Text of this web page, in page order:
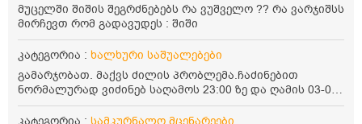
გავაჩეროთ 10-15 წუთი, მივიღოთო ჭამიდან 1-2 საათში.
მიზანი: ანტიოქსიდანტური და ანთების საწინააღმდეგო
თვისება. სწორია ეს ინფორმაცია? უკუჩვენება რა აქვს
და ბრონქულ ასთმას თუ შველის ორეგანოს ჩაი?
მუცელში შიშის შეგრძნებებს რა ვუშველო ?? რა ვარჯიშსს
მირჩევთ რომ გადავუდეს : შიში
კატეგორია : ხალხური საშუალებები
გამარჯობათ. მაქვს ძილის პრობლემა.ჩაძინებით
ნორმალურად ვიძინებ საღამოს 23:00 ზე და ღამის 03-00
ან 04:00 საათზე მეღვიძება და მერე ვერ ვიძინებ
ვერაფრით.რამე ხალხური საშუალება თუ არის ამ
კატეგორია : სამკურნალო მცენარეები